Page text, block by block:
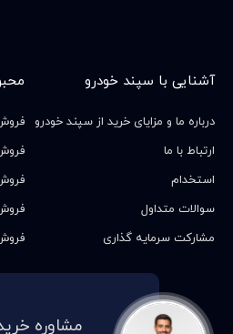
آشنایی با سپند خودرو
درباره ما و مزایای خرید از سپند خودرو
ارتباط با ما
استخدام
سوالات متداول
مشارکت سرمایه گذاری
مشاوره